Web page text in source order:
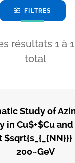
FILTRES
résultats 1à
total
Study of
in Cu$+$Cu and
200~GeV